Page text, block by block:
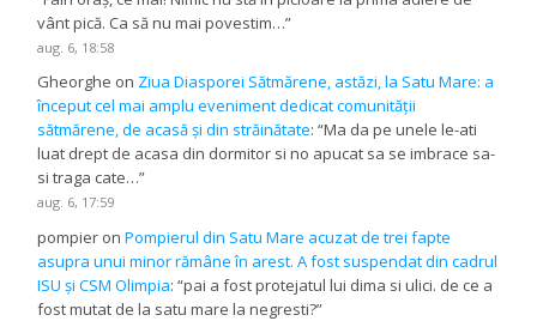
vânt pică. Ca să nu mai povestim…”
aug. 6, 18:58
Gheorghe on Ziua Diasporei Sătmărene, astăzi, la Satu Mare: a
început cel mai amplu eveniment dedicat comunității
sătmărene, de acasă și din străinătate: “Ma da pe unele le-ati
luat drept de acasa din dormitor si no apucat sa se imbrace sa-
si traga cate…”
aug. 6, 17:59
pompier onPompierul din Satu Mare acuzat de trei fapte
asupra unui minor rămâne în arest. A fost suspendat din cadrul
ISU și CSM Olimpia: “pai a fost protejatul lui dima si ulici. de ce a
fost mutat de la satu mare la negresti?”